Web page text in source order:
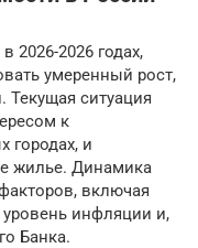
2026-2026 годах,
умеренный рост,
ситуация
к
городах, и
жилье. Динамика
включая
инфляции и,
Банка.